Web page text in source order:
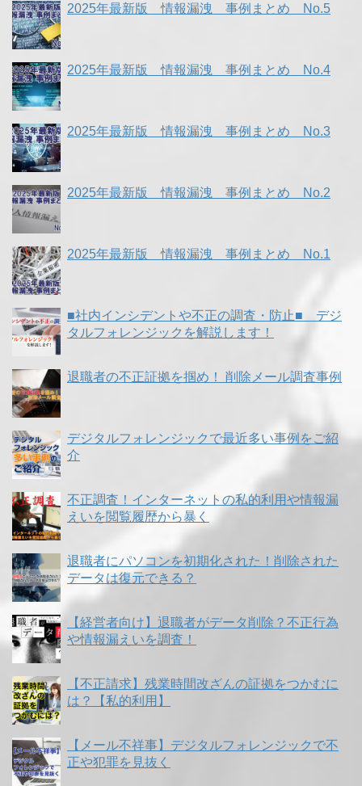
2025年最新版 情報漏洩 事例まとめ No.5
2025年最新版 情報漏洩 事例まとめ No.4
2025年最新版 情報漏洩 事例まとめ No.3
2025年最新版 情報漏洩 事例まとめ No.2
2025年最新版 情報漏洩 事例まとめ No.1
■社内インシデントや不正の調査・防止■ デジ
タルフォレンジックを解説します！
退職者の不正証拠を掴め！ 削除メール調査事例
デジタルフォレンジックで最近多い事例をご紹
介
不正調査！インターネットの私的利用や情報漏
えいを閲覧履歴から暴く
退職者にパソコンを初期化された！削除された
データは復元できる？
【経営者向け】退職者がデータ削除？不正行為
や情報漏えいを調査！
【不正請求】残業時間改ざんの証拠をつかむに
は？【私的利用】
【メール不祥事】デジタルフォレンジックで不
正や犯罪を見抜く